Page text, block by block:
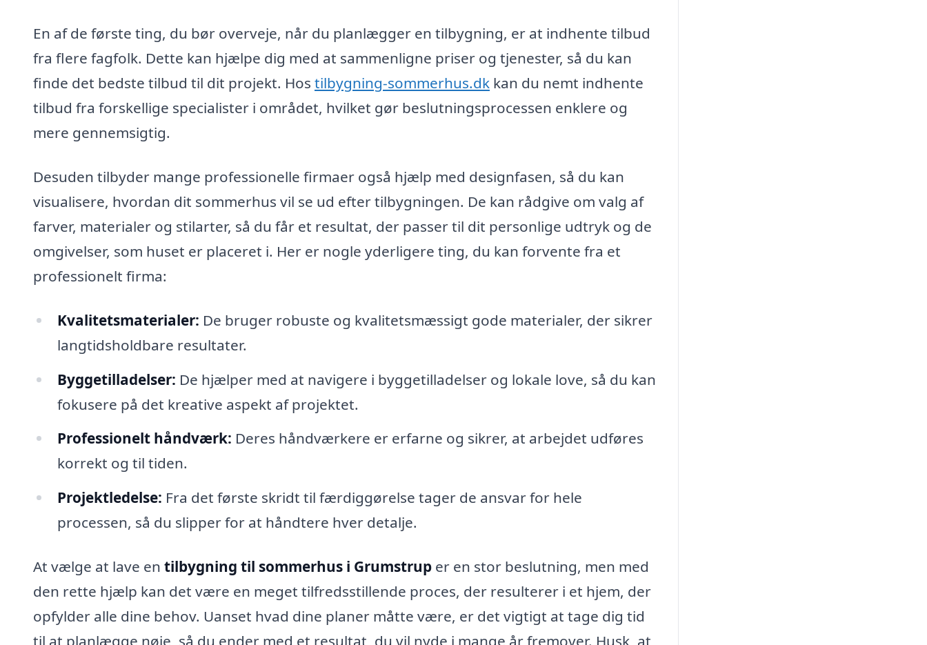
En af de første ting, du bør overveje, når du planlægger en tilbygning, er at indhente tilbud
fra flere fagfolk. Dette kan hjælpe dig med at sammenligne priser og tjenester, så du kan
finde det bedste tilbud til dit projekt. Hos tilbygning-sommerhus.dk kan du nemt indhente
tilbud fra forskellige specialister i området, hvilket gør beslutningsprocessen enklere og
mere gennemsigtig.
Desuden tilbyder mange professionelle firmaer også hjælp med designfasen, så du kan
visualisere, hvordan dit sommerhus vil se ud efter tilbygningen. De kan rådgive om valg af
farver, materialer og stilarter, så du får et resultat, der passer til dit personlige udtryk og de
omgivelser, som huset er placeret i. Her er nogle yderligere ting, du kan forvente fra et
professionelt firma:
Kvalitetsmaterialer: De bruger robuste og kvalitetsmæssigt gode materialer, der sikrer
langtidsholdbare resultater.
Byggetilladelser: De hjælper med at navigere i byggetilladelser og lokale love, så du kan
fokusere på det kreative aspekt af projektet.
Professionelt håndværk: Deres håndværkere er erfarne og sikrer, at arbejdet udføres
korrekt og til tiden.
Projektledelse: Fra det første skridt til færdiggørelse tager de ansvar for hele
processen, så du slipper for at håndtere hver detalje.
At vælge at lave en tilbygning til sommerhus i Grumstrup er en stor beslutning, men med
den rette hjælp kan det være en meget tilfredsstillende proces, der resulterer i et hjem, der
opfylder alle dine behov. Uanset hvad dine planer måtte være, er det vigtigt at tage dig tid
til at planlægge nøje, så du ender med et resultat, du vil nyde i mange år fremover. Husk, at